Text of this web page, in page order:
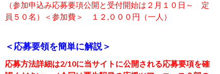
（参加申込み応募要項公開と受付開始は２月１０日～ 定
員５０名）＜参加費＞ １２,０００円（一人）
＜応募要領を簡単に解説＞
応募方法詳細は2/10に当サイトに公開される応募要項を確